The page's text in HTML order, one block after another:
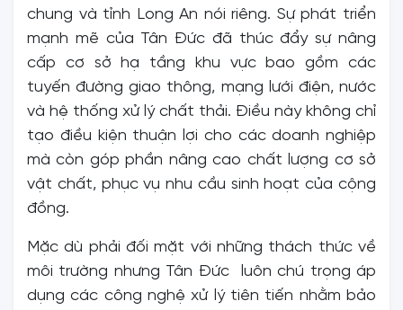
chung và tỉnh Long An nói riêng. Sự phát triển
mạnh mẽ của Tân Đức đã thúc đẩy sự nâng
cấp cơ sở hạ tầng khu vực bao gồm các
tuyến đường giao thông, mạng lưới điện, nước
và hệ thống xử lý chất thải. Điều này không chỉ
tạo điều kiện thuận lợi cho các doanh nghiệp
mà còn góp phần nâng cao chất lượng cơ sở
vật chất, phục vụ nhu cầu sinh hoạt của cộng
đồng.
Mặc dù phải đối mặt với những thách thức về
môi trường nhưng Tân Đức luôn chú trọng áp
dụng các công nghệ xử lý tiên tiến nhằm bảo